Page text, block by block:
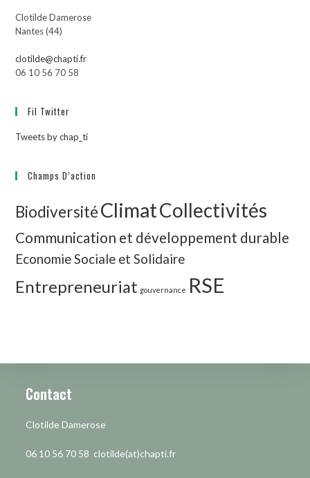
Clotilde Damerose
Nantes (44)
clotilde@chapti.fr
06 10 56 70 58
Fil Twitter
Tweets by chap_ti
Champs D’action
BiodiversitéClimatCollectivités
Communication et développement durable
Economie Sociale et Solidaire
Entrepreneuriat gouvernance RSE
Contact
Clotilde Damerose
06 10 56 70 58 clotilde(at)chapti.fr